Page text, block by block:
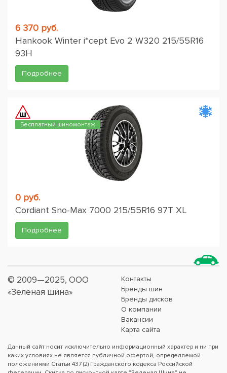
6 370 руб.
Hankook Winter i*cept Evo 2 W320 215/55R16
93H
Подробнее
Бесплатный шиномонтаж
0 руб.
Cordiant Sno-Max 7000 215/55R16 97T XL
Подробнее
© 2009—2025, ООО
«Зелёная шина»
Контакты
Бренды шин
Бренды дисков
О компании
Вакансии
Карта сайта
Данный сайт носит исключительно информационный характер и ни при
каких условиях не является публичной офертой, определяемой
положениями Статьи 437 (2) Гражданского кодекса Российской